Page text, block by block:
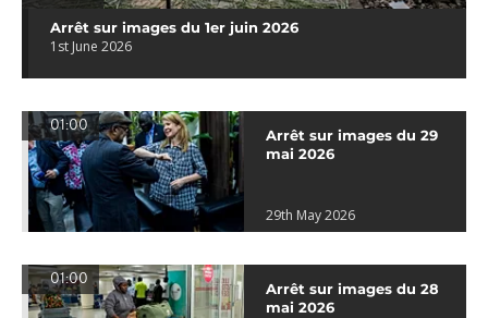
Arrêt sur images du 1er juin 2026
1st June 2026
01:00
Arrêt sur images du 29
mai 2026
29th May 2026
01:00
Arrêt sur images du 28
mai 2026